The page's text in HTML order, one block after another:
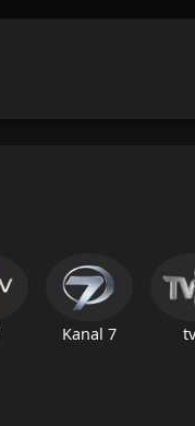
Kanal 7